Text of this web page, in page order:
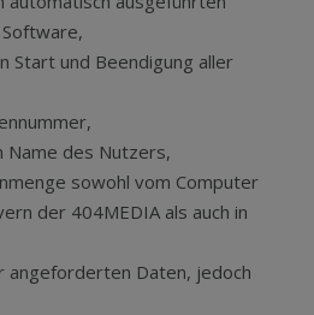
Start und Beendigung aller
Name des Nutzers,
sowohl vom Computer
der 404MEDIA als auch in
angeforderten Daten, jedoch